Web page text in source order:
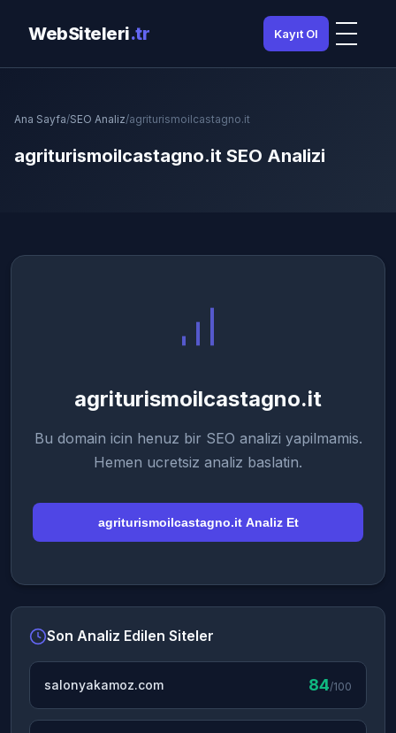
WebSiteleri.tr Kayıt Ol
Ana Sayfa/SEO Analiz/agriturismoilcastagno.it
agriturismoilcastagno.it SEO Analizi
agriturismoilcastagno.it
Bu domain icin henuz bir SEO analizi yapilmamis.
Hemen ucretsiz analiz baslatin.
agriturismoilcastagno.it Analiz Et
Son Analiz Edilen Siteler
salonyakamoz.com 84/100